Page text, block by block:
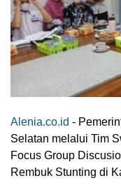
Alenia.co.id -
Selatan melalui Tim
Focus Group
Rembuk Stunting di